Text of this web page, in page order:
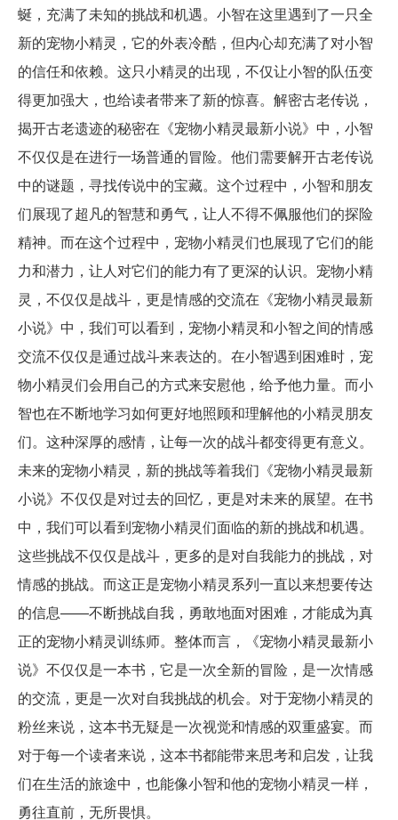
蜒，充满了未知的挑战和机遇。小智在这里遇到了一只全
新的宠物小精灵，它的外表冷酷，但内心却充满了对小智
的信任和依赖。这只小精灵的出现，不仅让小智的队伍变
得更加强大，也给读者带来了新的惊喜。解密古老传说，
揭开古老遗迹的秘密在《宠物小精灵最新小说》中，小智
不仅仅是在进行一场普通的冒险。他们需要解开古老传说
中的谜题，寻找传说中的宝藏。这个过程中，小智和朋友
们展现了超凡的智慧和勇气，让人不得不佩服他们的探险
精神。而在这个过程中，宠物小精灵们也展现了它们的能
力和潜力，让人对它们的能力有了更深的认识。宠物小精
灵，不仅仅是战斗，更是情感的交流在《宠物小精灵最新
小说》中，我们可以看到，宠物小精灵和小智之间的情感
交流不仅仅是通过战斗来表达的。在小智遇到困难时，宠
物小精灵们会用自己的方式来安慰他，给予他力量。而小
智也在不断地学习如何更好地照顾和理解他的小精灵朋友
们。这种深厚的感情，让每一次的战斗都变得更有意义。
未来的宠物小精灵，新的挑战等着我们《宠物小精灵最新
小说》不仅仅是对过去的回忆，更是对未来的展望。在书
中，我们可以看到宠物小精灵们面临的新的挑战和机遇。
这些挑战不仅仅是战斗，更多的是对自我能力的挑战，对
情感的挑战。而这正是宠物小精灵系列一直以来想要传达
的信息——不断挑战自我，勇敢地面对困难，才能成为真
正的宠物小精灵训练师。整体而言，《宠物小精灵最新小
说》不仅仅是一本书，它是一次全新的冒险，是一次情感
的交流，更是一次对自我挑战的机会。对于宠物小精灵的
粉丝来说，这本书无疑是一次视觉和情感的双重盛宴。而
对于每一个读者来说，这本书都能带来思考和启发，让我
们在生活的旅途中，也能像小智和他的宠物小精灵一样，
勇往直前，无所畏惧。